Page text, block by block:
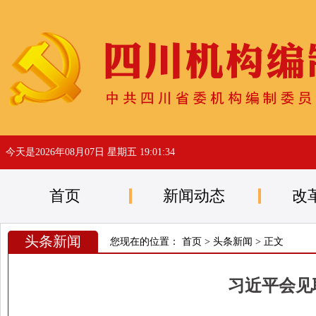
今天是2026年08月07日 星期五 19:01:35
首页 新闻动态 改
头条新闻 您现在的位置： 首页 > 头条新闻 > 正文
习近平会